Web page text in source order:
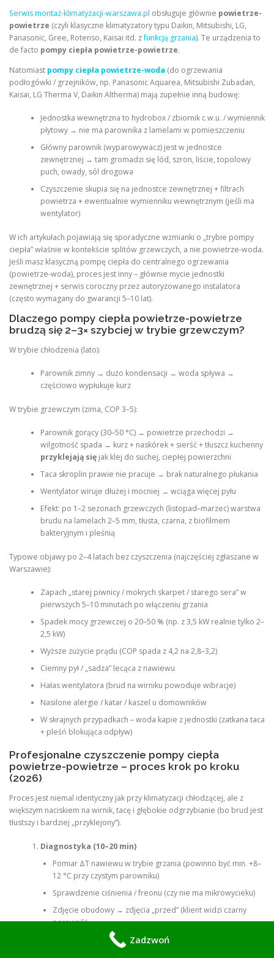
Serwis montaz-klimatyzacji-warszawa.pl obsługuje głównie powietrze-
powietrze (czyli klasyczne klimatyzatory typu Daikin, Mitsubishi, LG,
Panasonic, Gree, Rotenso, Kaisai itd. zfunkcją grzania). Te urządzenia to
de facto pompy ciepła powietrze-powietrze.
Natomiast pompy ciepła powietrze-woda (do ogrzewania
podłogówki / grzejników, np. Panasonic Aquarea, Mitsubishi Zubadan,
Kaisai, LG Therma V, Daikin Altherma) mają zupełnie inną budowę:
Jednostka wewnętrzna to hydrobox / zbiornik c.w.u. / wymiennik
płytowy → nie ma parownika z lamelami w pomieszczeniu
Główny parownik (wyparowywacz) jest w jednostce
zewnętrznej → tam gromadzi się lód, szron, liście, topolowy
puch, owady, sól drogowa
Czyszczenie skupia się na jednostce zewnętrznej + filtrach
powietrza + ewentualnie wymienniku wewnętrznym (jeśli ma
wentylator)
W ich artykułach pojawiają się sporadyczne wzmianki o „trybie pompy
ciepła” właśnie w kontekście splitów grzewczych, a nie powietrze-woda.
Jeśli masz klasyczną pompę ciepła do centralnego ogrzewania
(powietrze-woda), proces jest inny – głównie mycie jednostki
zewnętrznej + serwis coroczny przez autoryzowanego instalatora
(często wymagany do gwarancji 5–10 lat).
Dlaczego pompy ciepła powietrze-powietrze
brudzą się 2–3× szybciej w trybie grzewczym?
W trybie chłodzenia (lato):
Parownik zimny → dużo kondensacji → woda spływa →
częściowo wypłukuje kurz
W trybie grzewczym (zima, COP 3–5):
Parownik gorący (30–50 °C) → powietrze przechodzi →
wilgotność spada → kurz + naskórek + sierść + tłuszcz kuchenny
przyklejają sięjak klej do suchej, ciepłej powierzchni
Taca skroplin prawie nie pracuje → brak naturalnego płukania
Wentylator wiruje dłużej i mocniej → wciąga więcej pyłu
Efekt: po 1–2 sezonach grzewczych (listopad–marzec) warstwa
brudu na lamelach 2–5 mm, tłusta, czarna, z biofilmem
bakteryjnym i pleśnią
Typowe objawy po 2–4 latach bez czyszczenia (najczęściej zgłaszane w
Warszawie):
Zapach „starej piwnicy / mokrych skarpet / starego sera” w
pierwszych 5–10 minutach po włączeniu grzania
Spadek mocy grzewczej o 20–50 % (np. z 3,5 kW realnie tylko 2–
2,5 kW)
Wyższe zużycie prądu (COP spada z 4,2 na 2,8–3,2)
Ciemny pył / „sadza” lecąca z nawiewu
Hałas wentylatora (brud na wirniku powoduje wibracje)
Nasilone alergie / katar / kaszel u domowników
W skrajnych przypadkach – woda kapie z jednostki (zatkana taca
+ pleśń blokująca odpływ)
Profesjonalne czyszczenie pompy ciepła
powietrze-powietrze – proces krok po kroku
(2026)
Proces jest niemal identyczny jak przy klimatyzacji chłodzącej, ale z
większym naciskiem na wirnik, tacę i głębokie odgrzybianie (bo brud jest
tłustszy i bardziej „przyklejony”).
Diagnostyka (10–20 min)
Pomiar ΔT nawiewu w trybie grzania (powinno być min. +8–
12 °C przy czystym parowniku)
Sprawdzenie ciśnienia / freonu (czy nie ma mikrowycieku)
Zdjęcie obudowy → zdjęcia „przed” (klient widzi czarny
parownik)
– mycie / wymiana (zawsze)
Zadzwoń